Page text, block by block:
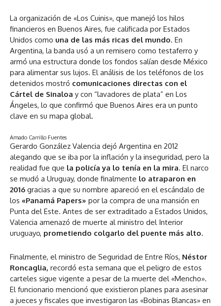
La organización de «Los Cuinis», que manejó los hilos
financieros en Buenos Aires, fue calificada por Estados
Unidos como una de las más ricas del mundo. En
Argentina, la banda usó a un remisero como testaferro y
armó una estructura donde los fondos salían desde México
para alimentar sus lujos. El análisis de los teléfonos de los
detenidos mostró comunicaciones directas con el
Cártel de Sinaloa y con “lavadores de plata” en Los
Ángeles, lo que confirmó que Buenos Aires era un punto
clave en su mapa global.
Amado Carrillo Fuentes
Gerardo González Valencia dejó Argentina en 2012
alegando que se iba por la inflación y la inseguridad, pero la
realidad fue que la policía ya lo tenía en la mira. El narco
se mudó a Uruguay, donde finalmente lo atraparon en
2016 gracias a que su nombre apareció en el escándalo de
los «Panamá Papers» por la compra de una mansión en
Punta del Este. Antes de ser extraditado a Estados Unidos,
Valencia amenazó de muerte al ministro del Interior
uruguayo, prometiendo colgarlo del puente más alto.
Finalmente, el ministro de Seguridad de Entre Ríos, Néstor
Roncaglia, recordó esta semana que el peligro de estos
carteles sigue vigente a pesar de la muerte del «Mencho».
El funcionario mencionó que existieron planes para asesinar
a jueces y fiscales que investigaron las «Bobinas Blancas» en